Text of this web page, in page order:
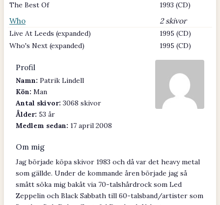
The Best Of
1993 (CD)
Who 2 skivor
Live At Leeds (expanded)
1995 (CD)
Who's Next (expanded)
1995 (CD)
Profil
Namn: Patrik Lindell
Kön: Man
Antal skivor: 3068 skivor
Ålder: 53 år
Medlem sedan: 17 april 2008
Om mig
Jag började köpa skivor 1983 och då var det heavy metal
som gällde. Under de kommande åren började jag så
smått söka mig bakåt via 70-talshårdrock som Led
Zeppelin och Black Sabbath till 60-talsband/artister som